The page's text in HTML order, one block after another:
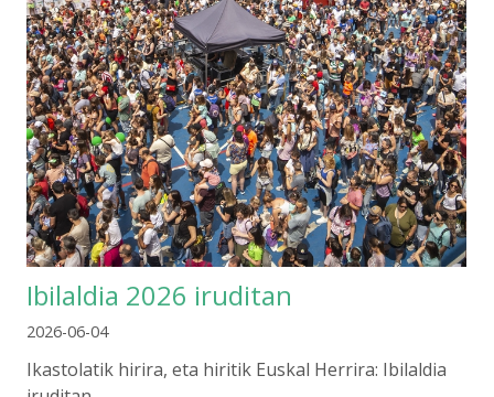
Ibilaldia 2026 iruditan
2026-06-04
Ikastolatik hirira, eta hiritik Euskal Herrira: Ibilaldia